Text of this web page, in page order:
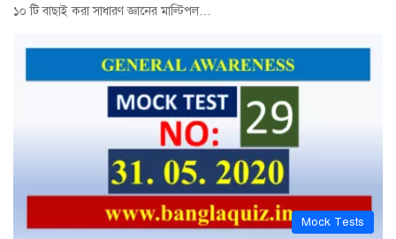
১০ টি বাছাই করা সাধারণ জ্ঞানের মাল্টিপল…
Mock Tests